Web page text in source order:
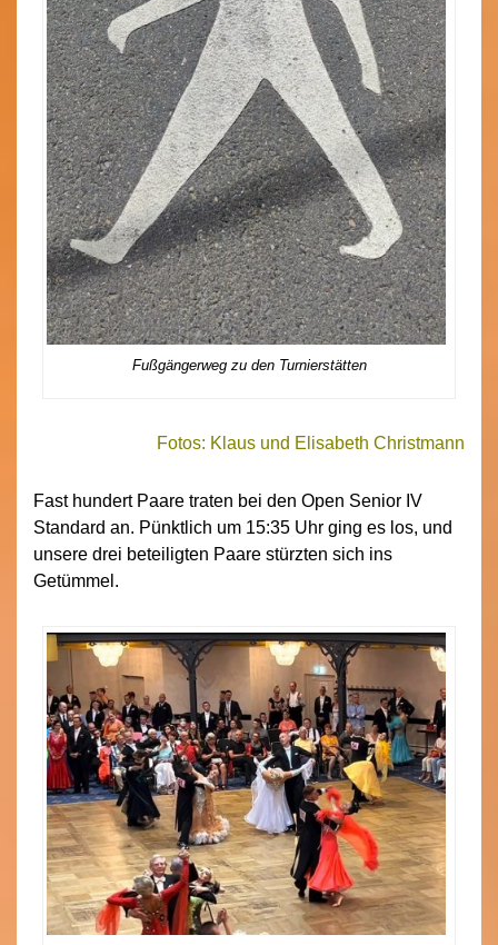
Fußgängerweg zu den Turnierstätten
Fotos: Klaus und Elisabeth Christmann
Fast hundert Paare traten bei den Open Senior IV
Standard an. Pünktlich um 15:35 Uhr ging es los, und
unsere drei beteiligten Paare stürzten sich ins
Getümmel.